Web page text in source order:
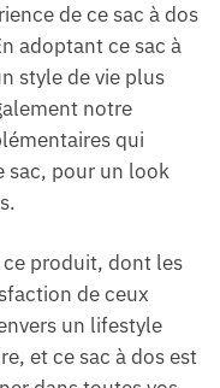
de ce sac à dos
adoptant ce sac à
style de vie plus
notre
qui
sac, pour un look
produit, dont les
de ceux
un lifestyle
et ce sac à dos est